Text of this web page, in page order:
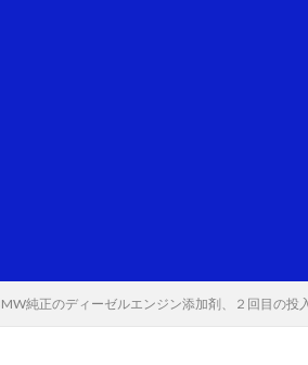
純正のディーゼルエンジン添加剤、２回目の投